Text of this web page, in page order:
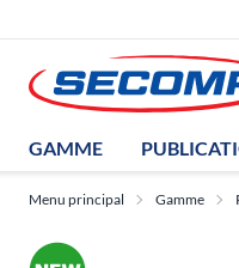
GAMME
Menu principal Gamme